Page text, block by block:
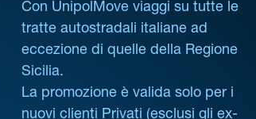
Con UnipolMove viaggi su tutte le
tratte autostradali italiane ad
eccezione di quelle della Regione
Sicilia.
La promozione è valida solo per i
nuovi clienti Privati (esclusi gli ex-